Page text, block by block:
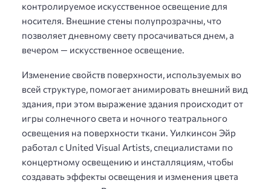
контролируемое искусственное освещение для
носителя. Внешние стены полупрозрачны, что
позволяет дневному свету просачиваться днем, а
вечером — искусственное освещение.
Изменение свойств поверхности, используемых во
всей структуре, помогает анимировать внешний вид
здания, при этом выражение здания происходит от
игры солнечного света и ночного театрального
освещения на поверхности ткани. Уилкинсон Эйр
работал с United Visual Artists, специалистами по
концертному освещению и инсталляциям, чтобы
создавать эффекты освещения и изменения цвета